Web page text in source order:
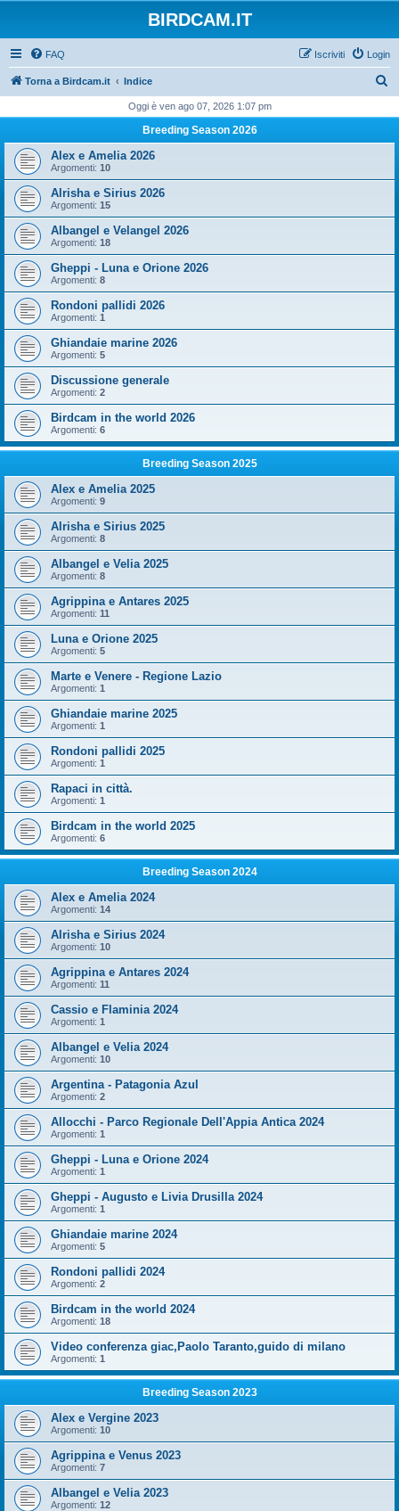
BIRDCAM.IT
FAQ Login
Iscriviti
Torna a Birdcam.it Indice
c
Oggi è ven ago 07, 2026 1:07 pm
Breeding Season 2026
Alex e Amelia 2026
Argomenti: 10
Alrisha e Sirius 2026
Argomenti: 15
Albangel e Velangel 2026
Argomenti: 18
Gheppi - Luna e Orione 2026
Argomenti: 8
Rondoni pallidi 2026
Argomenti: 1
Ghiandaie marine 2026
Argomenti: 5
Discussione generale
Argomenti: 2
Birdcam in the world 2026
Argomenti: 6
Breeding Season 2025
Alex e Amelia 2025
Argomenti: 9
Alrisha e Sirius 2025
Argomenti: 8
Albangel e Velia 2025
Argomenti: 8
Agrippina e Antares 2025
Argomenti: 11
Luna e Orione 2025
Argomenti: 5
Marte e Venere - Regione Lazio
Argomenti: 1
Ghiandaie marine 2025
Argomenti: 1
Rondoni pallidi 2025
Argomenti: 1
Rapaci in città.
Argomenti: 1
Birdcam in the world 2025
Argomenti: 6
Breeding Season 2024
Alex e Amelia 2024
Argomenti: 14
Alrisha e Sirius 2024
Argomenti: 10
Agrippina e Antares 2024
Argomenti: 11
Cassio e Flaminia 2024
Argomenti: 1
Albangel e Velia 2024
Argomenti: 10
Argentina - Patagonia Azul
Argomenti: 2
Allocchi - Parco Regionale Dell'Appia Antica 2024
Argomenti: 1
Gheppi - Luna e Orione 2024
Argomenti: 1
Gheppi - Augusto e Livia Drusilla 2024
Argomenti: 1
Ghiandaie marine 2024
Argomenti: 5
Rondoni pallidi 2024
Argomenti: 2
Birdcam in the world 2024
Argomenti: 18
Video conferenza giac,Paolo Taranto,guido di milano
Argomenti: 1
Breeding Season 2023
Alex e Vergine 2023
Argomenti: 10
Agrippina e Venus 2023
Argomenti: 7
Albangel e Velia 2023
Argomenti: 12